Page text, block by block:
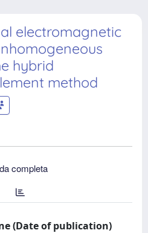
electromagnetic
hybrid
method
completa
(Date of publication)